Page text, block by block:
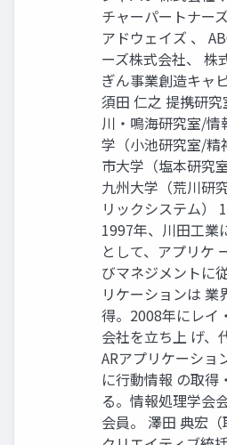
チャーパートナー
アドウェイズ 、
ーズ株式会社、 株
ぎん事業創造キャ
須田 仁之 提携研
川・鳴海研究室/情
学（小池研究室/精
市大学（塩本研究
九州大学（荒川研
リックシステム）
1997年、川田工業
として、アプリケ
びマネジメントに
リケーションは 業
得。2008年にレイ
会社を立ち上 げ、
ARアプリケーショ
に行動情報 の取得
る。情報処理学会
会員。 澤田 典宏